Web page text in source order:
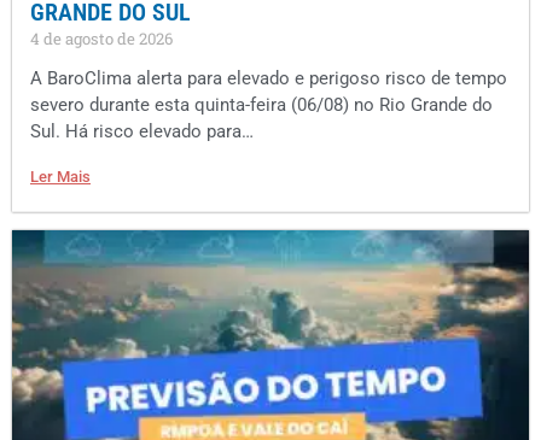
GRANDE DO SUL
4 de agosto de 2026
A BaroClima alerta para elevado e perigoso risco de tempo
severo durante esta quinta-feira (06/08) no Rio Grande do
Sul. Há risco elevado para…
Ler Mais